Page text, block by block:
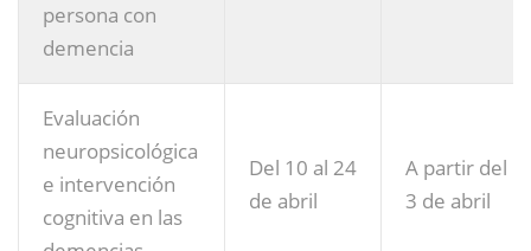
persona con
demencia
Evaluación
neuropsicológica
e intervención
cognitiva en las
Del 10 al 24
de abril
A partir del
3 de abril